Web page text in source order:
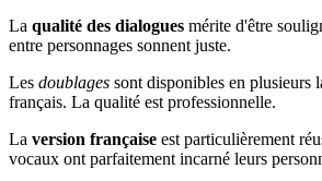
La qualité des dialogues mérite d'être
entre personnages sonnent juste.
Les doublages sont disponibles en plusieurs
français. La qualité est professionnelle.
La version française est particulièrement
vocaux ont parfaitement incarné leurs